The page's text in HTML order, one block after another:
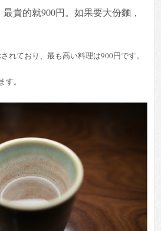
貴的就900円。如果要大份麵，
れており、最も高い料理は900円です。
。